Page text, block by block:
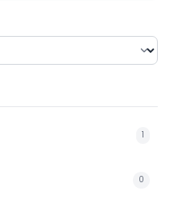
1
0